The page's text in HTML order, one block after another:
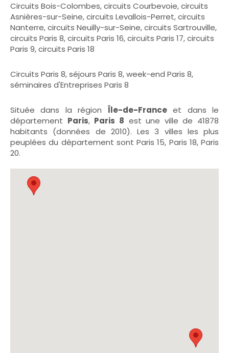
Circuits Bois-Colombes,circuits Courbevoie,circuits
Asnières-sur-Seine,circuits Levallois-Perret,circuits
Nanterre,circuits Neuilly-sur-Seine,circuits Sartrouville,
circuits Paris 8,circuits Paris 16,circuits Paris 17,circuits
Paris 9,circuits Paris 18
Circuits Paris 8,séjours Paris 8,week-end Paris 8,
séminaires d'Entreprises Paris 8
Située dans la région Île-de-Franceet dans le
département Paris, Paris 8 est une ville de 41878
habitants (données de 2010). Les 3 villes les plus
peuplées du département sont Paris 15, Paris 18, Paris
20.